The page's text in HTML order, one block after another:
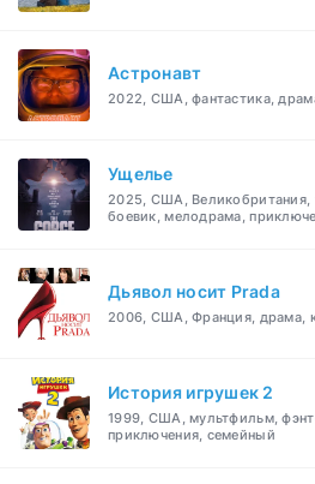
Астронавт
2022, США, фантастика,
Ущелье
2025, США, Великобритания,
боевик, мелодрама,
Дьявол носит Prada
2006, США, Франция, драма,
История игрушек 2
1999, США, мультфильм,
приключения, семейный